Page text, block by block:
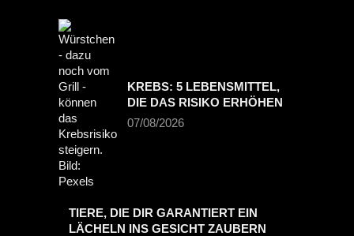
KREBS: 5 LEBENSMITTEL,
DIE DAS RISIKO ERHÖHEN
07/08/2026
TIERE, DIE DIR GARANTIERT EIN
LÄCHELN INS GESICHT ZAUBERN